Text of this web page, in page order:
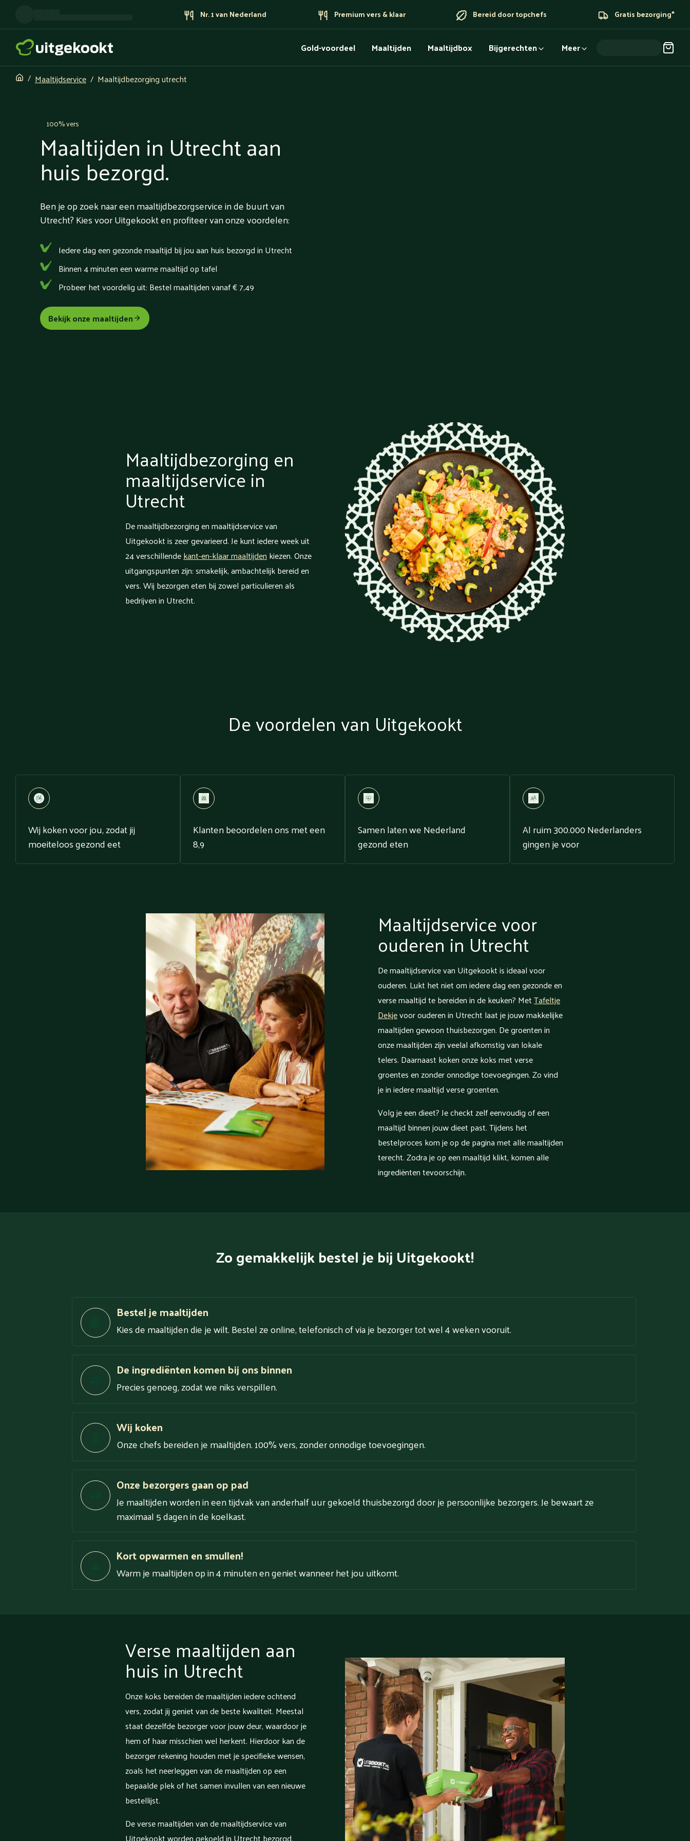
Nr. 1 van Nederland Premium vers & klaar Bereid door topchefs Gratis bezorging*
Gold-voordeel Maaltijden Maaltijdbox Bijgerechten Meer
Maaltijdservice Maaltijdbezorging utrecht
100% vers
Maaltijden in Utrecht aan
huis bezorgd.
Ben je op zoek naar een maaltijdbezorgservice in de buurt van
Utrecht? Kies voor Uitgekookt en profiteer van onze voordelen:
Iedere dag een gezonde maaltijd bij jou aan huis bezorgd in Utrecht
Binnen 4 minuten een warme maaltijd op tafel
Probeer het voordelig uit: Bestel maaltijden vanaf € 7,49
Bekijk onze maaltijden
Maaltijdbezorging en
maaltijdservice in
Utrecht
De maaltijdbezorging en maaltijdservice van
Uitgekookt is zeer gevarieerd. Je kunt iedere week uit
24 verschillendekant-en-klaar maaltijden kiezen. Onze
uitgangspunten zijn: smakelijk, ambachtelijk bereid en
vers. Wij bezorgen eten bij zowel particulieren als
bedrijven in Utrecht.
De voordelen van Uitgekookt
Wij koken voor jou, zodat jij
moeiteloos gezond eet
Klanten beoordelen ons met een
8,9
Samen laten we Nederland
gezond eten
Al ruim 300.000 Nederlanders
gingen je voor
Maaltijdservice voor
ouderen in Utrecht
De maaltijdservice van Uitgekookt is ideaal voor
ouderen. Lukt het niet om iedere dag een gezonde en
verse maaltijd te bereiden in de keuken? MetTafeltje
Dekjevoor ouderen in Utrecht laat je jouw makkelijke
maaltijden gewoon thuisbezorgen. De groenten in
onze maaltijden zijn veelal afkomstig van lokale
telers. Daarnaast koken onze koks met verse
groentes en zonder onnodige toevoegingen. Zo vind
je in iedere maaltijd verse groenten.
Volg je een dieet? Je checkt zelf eenvoudig of een
maaltijd binnen jouw dieet past. Tijdens het
bestelproces kom je op de pagina met alle maaltijden
terecht. Zodra je op een maaltijd klikt, komen alle
ingrediënten tevoorschijn.
Zo gemakkelijk bestel je bij Uitgekookt!
Bestel je maaltijden
Kies de maaltijden die je wilt. Bestel ze online, telefonisch of via je bezorger tot wel 4 weken vooruit.
De ingrediënten komen bij ons binnen
Precies genoeg, zodat we niks verspillen.
Wij koken
Onze chefs bereiden je maaltijden. 100% vers, zonder onnodige toevoegingen.
Onze bezorgers gaan op pad
Je maaltijden worden in een tijdvak van anderhalf uur gekoeld thuisbezorgd door je persoonlijke bezorgers. Je bewaart ze
maximaal 5 dagen in de koelkast.
Kort opwarmen en smullen!
Warm je maaltijden op in 4 minuten en geniet wanneer het jou uitkomt.
Verse maaltijden aan
huis in Utrecht
Onze koks bereiden de maaltijden iedere ochtend
vers, zodat jij geniet van de beste kwaliteit. Meestal
staat dezelfde bezorger voor jouw deur, waardoor je
hem of haar misschien wel herkent. Hierdoor kan de
bezorger rekening houden met je specifieke wensen,
zoals het neerleggen van de maaltijden op een
bepaalde plek of het samen invullen van een nieuwe
bestellijst.
De verse maaltijden van de maaltijdservice van